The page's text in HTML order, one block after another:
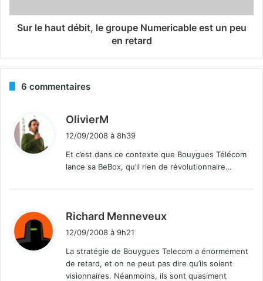
Sur le haut débit, le groupe Numericable est un peu
en retard
6 commentaires
OlivierM
:
12/09/2008 à 8h39
Et c’est dans ce contexte que Bouygues Télécom
lance sa BeBox, qu’il rien de révolutionnaire…
Richard Menneveux
:
12/09/2008 à 9h21
La stratégie de Bouygues Telecom a énormement
de retard, et on ne peut pas dire qu’ils soient
visionnaires. Néanmoins, ils sont quasiment